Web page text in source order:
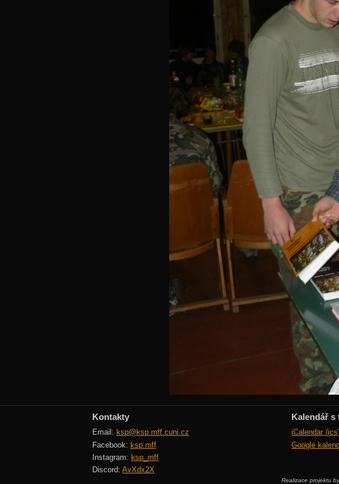
Kontakty
Email: ksp@ksp.mff.cuni.cz
Facebook: ksp.mff
Instagram: ksp_mff
Discord: AvXdx2X
Kalendář s
iCalendar
Google
Realizace projektu